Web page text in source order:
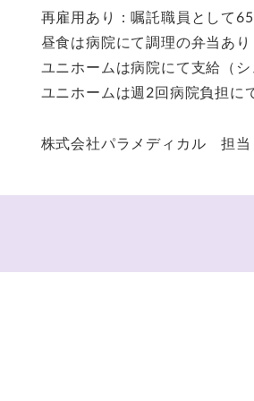
再雇用あり：嘱託職員として
昼食は病院にて調理の弁当あり
ユニホームは病院にて支給（シ
ユニホームは週2回病院負担に
株式会社パラメディカル 担当